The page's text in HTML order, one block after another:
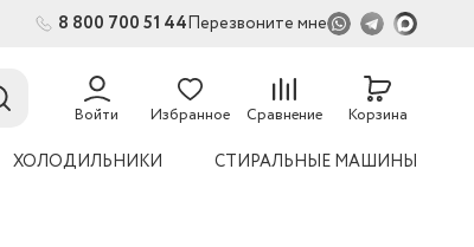
8 800 700 51 44Перезвоните мне
Войти Избранное Сравнение Корзина
ХОЛОДИЛЬНИКИ СТИРАЛЬНЫЕ МАШИНЫ